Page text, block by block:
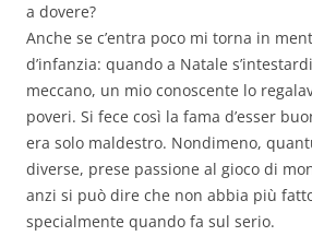
a dovere?
Anche se c’entra poco mi torna in
d’infanzia: quando a Natale
meccano, un mio conoscente lo
poveri. Si fece così la fama d’esser
era solo maldestro. Nondimeno,
diverse, prese passione al gioco di
anzi si può dire che non abbia più
specialmente quando fa sul serio.